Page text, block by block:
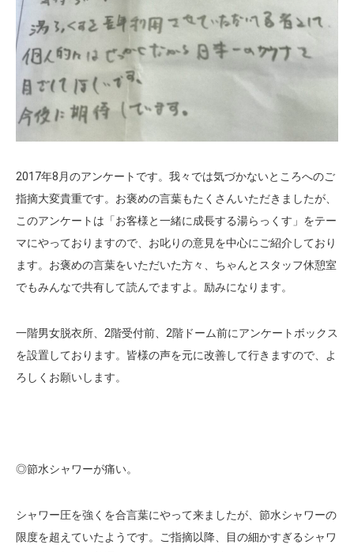
2017年8月のアンケートです。我々では気づかないところへのご
指摘大変貴重です。お褒めの言葉もたくさんいただきましたが、
このアンケートは「お客様と一緒に成長する湯らっくす」をテー
マにやっておりますので、お叱りの意見を中心にご紹介しており
ます。お褒めの言葉をいただいた方々、ちゃんとスタッフ休憩室
でもみんなで共有して読んでますよ。励みになります。
一階男女脱衣所、2階受付前、2階ドーム前にアンケートボックス
を設置しております。皆様の声を元に改善して行きますので、よ
ろしくお願いします。
◎節水シャワーが痛い。
シャワー圧を強くを合言葉にやって来ましたが、節水シャワーの
限度を超えていたようです。ご指摘以降、目の細かすぎるシャワ